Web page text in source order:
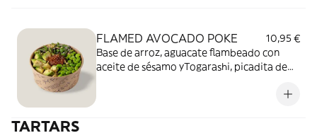
FLAMED AVOCADO POKE
10,95 €
Base de arroz, aguacate flambeado con
aceite de sésamo yTogarashi, picadita de
caramelizada, soja, salsa Kimchi, mayonesa
TARTARS